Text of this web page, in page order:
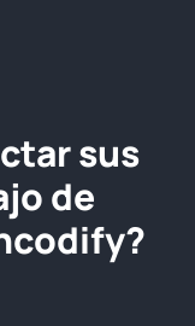
sus
de